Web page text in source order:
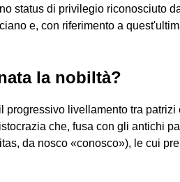
status di privilegio riconosciuto
e, con riferimento a
la nobiltà?
progressivo livellamento tra patrizi
che, fusa con gli antichi
da nosco «conosco»), le cui